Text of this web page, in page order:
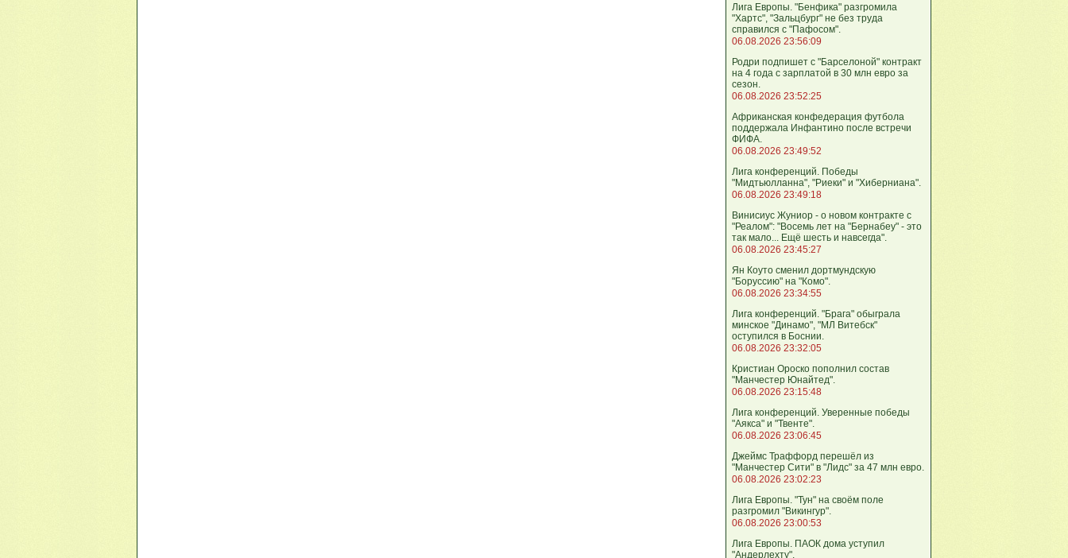
Лига Европы. "Бенфика" разгромила
"Хартс", "Зальцбург" не без труда
справился с "Пафосом".
06.08.2026 23:56:09
Родри подпишет с "Барселоной" контракт
на 4 года с зарплатой в 30 млн евро за
сезон.
06.08.2026 23:52:25
Африканская конфедерация футбола
поддержала Инфантино после встречи
ФИФА.
06.08.2026 23:49:52
Лига кoнференций. Победы
"Мидтьюлланна", "Риеки" и "Хиберниана".
06.08.2026 23:49:18
Винисиус Жуниор - о новом контракте с
"Реалом": "Восемь лет на "Бернабеу" - это
так мало... Ещё шесть и навсегда".
06.08.2026 23:45:27
Ян Коуто сменил дортмундскую
"Боруссию" на "Комо".
06.08.2026 23:34:55
Лига кoнференций. "Брага" обыграла
минское "Динамо", "МЛ Витебск"
оступился в Боснии.
06.08.2026 23:32:05
Кристиан Ороско пополнил состав
"Манчестер Юнайтед".
06.08.2026 23:15:48
Лига кoнференций. Уверенные победы
"Аякса" и "Твенте".
06.08.2026 23:06:45
Джеймс Траффорд перешёл из
"Манчестер Сити" в "Лидс" за 47 млн евро.
06.08.2026 23:02:23
Лига Европы. "Тун" на своём поле
разгромил "Викингур".
06.08.2026 23:00:53
Лига Европы. ПАОК дома уступил
"Андерлехту".